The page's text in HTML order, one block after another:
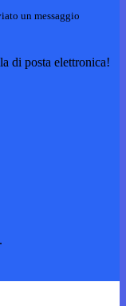
un messaggio
di posta elettronica!